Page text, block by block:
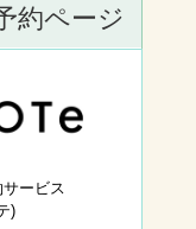
約ページ
ービス
)